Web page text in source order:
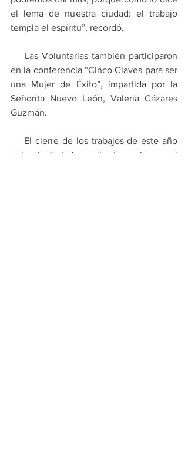
el lema de nuestra ciudad: el trabajo
templa el espíritu”, recordó.
en la conferencia “Cinco Claves para ser
una Mujer de Éxito”, impartida por la
Señorita Nuevo León, Valeria Cázares
Guzmán.
del voluntariado se llevó a cabo en el